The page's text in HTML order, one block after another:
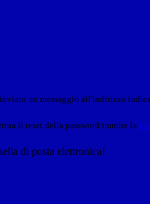
un messaggio all'indirizzo
il reset della password tramite la
di posta elettronica!